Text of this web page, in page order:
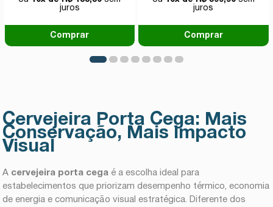
juros
Comprar
juros
Comprar
Cervejeira Porta Cega: Mais
Conservação, Mais Impacto
Visual
A cervejeira porta cega é a escolha ideal para
estabelecimentos que priorizam desempenho térmico, economia
de energia e comunicação visual estratégica. Diferente dos